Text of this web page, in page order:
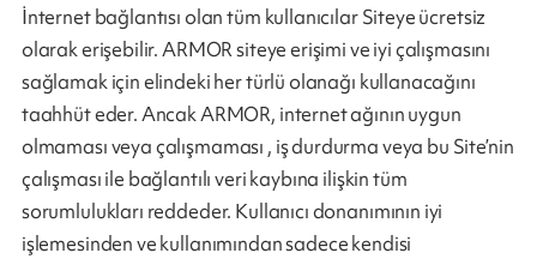
İnternet bağlantısı olan tüm kullanıcılar Siteye ücretsiz
olarak erişebilir. ARMOR siteye erişimi ve iyi çalışmasını
sağlamak için elindeki her türlü olanağı kullanacağını
taahhüt eder. Ancak ARMOR, internet ağının uygun
olmaması veya çalışmaması , iş durdurma veya bu Site’nin
çalışması ile bağlantılı veri kaybına ilişkin tüm
sorumlulukları reddeder. Kullanıcı donanımının iyi
işlemesinden ve kullanımından sadece kendisi